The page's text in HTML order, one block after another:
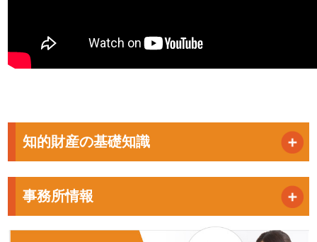
知的財産の基礎知識
事務所情報